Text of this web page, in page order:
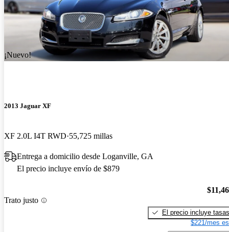
¡Nuevo!
2013 Jaguar XF
XF 2.0L I4T RWD 55,725 millas
Entrega a domicilio desde Loganville, GA
El precio incluye envío de $879
Trato justo
El precio incluye tasas
$221/mes